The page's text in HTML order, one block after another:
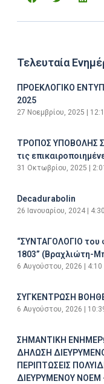
Τελευταία
ΠΡΟΕΚΛΟΓΙΚΟ
2025
27 Νοεμβρίου, 2025
ΤΡΟΠΟΣ ΥΠΟΒΟΛΗΣ
τις
31 Οκτωβρίου, 2025
Decadurabolin
26 Ιανουαρίου, 2024
“ΣΥΝΤΑΓΟΛΟΓΙΟ του
1803” (Βραχλιώτη-
6 Αυγούστου, 2026 4:10
ΣΥΓΚΕΝΤΡΩΣΗ
6 Αυγούστου, 2026
ΣΗΜΑΝΤΙΚΗ
ΔΗΛΩΣΗ
ΠΕΡΙΠΤΩΣΕΙΣ
ΔΙΕΥΡΥΜΕΝΟΥ ΝΟΕΜ